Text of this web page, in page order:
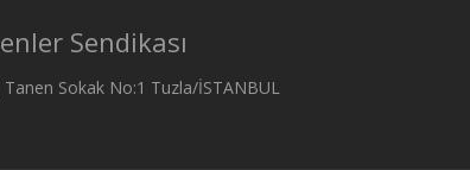
Sendikası
Sokak No:1 Tuzla/İSTANBUL